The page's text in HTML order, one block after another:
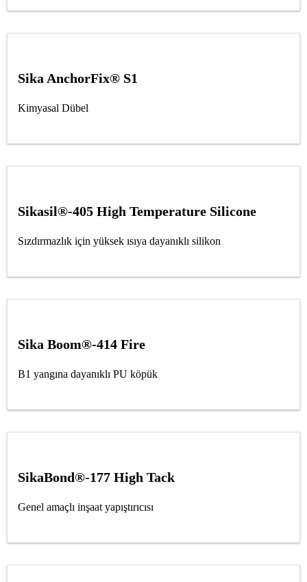
Sika AnchorFix® S1
Kimyasal Dübel
Sikasil®-405 High Temperature Silicone
Sızdırmazlık için yüksek ısıya dayanıklı silikon
Sika Boom®-414 Fire
B1 yangına dayanıklı PU köpük
SikaBond®-177 High Tack
Genel amaçlı inşaat yapıştırıcısı